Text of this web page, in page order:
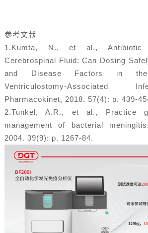
参考文献
1.Kumta, N., et al., Antibiotic
Cerebrospinal Fluid: Can Dosing
and Disease Factors in
Ventriculostomy-Associated
Pharmacokinet, 2018. 57(4): p. 439-
2.Tunkel, A.R., et al., Practice
management of bacterial
2004. 39(9): p. 1267-84.